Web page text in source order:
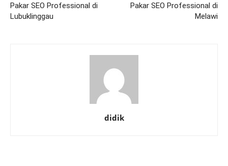
Pakar SEO Professional di
Lubuklinggau
Pakar SEO Professional di
Melawi
didik